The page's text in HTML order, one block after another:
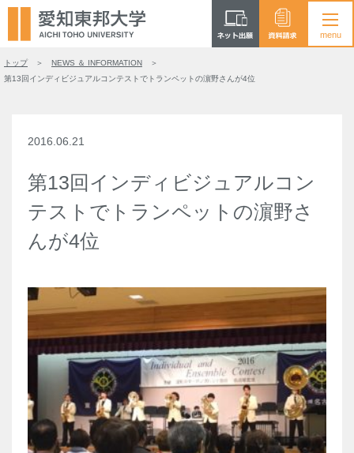
トップ
NEWS ＆ INFORMATION
第13回インディビジュアルコンテストでトランペットの濵野さんが4位
2016.06.21
第13回インディビジュアルコン
テストでトランペットの濵野さ
んが4位